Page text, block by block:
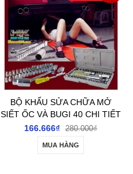
BỘ KHẨU SỬA CHỮA MỞ
SIẾT ỐC VÀ BUGI 40 CHI TIẾT
166.666₫ 280.000₫
MUA HÀNG